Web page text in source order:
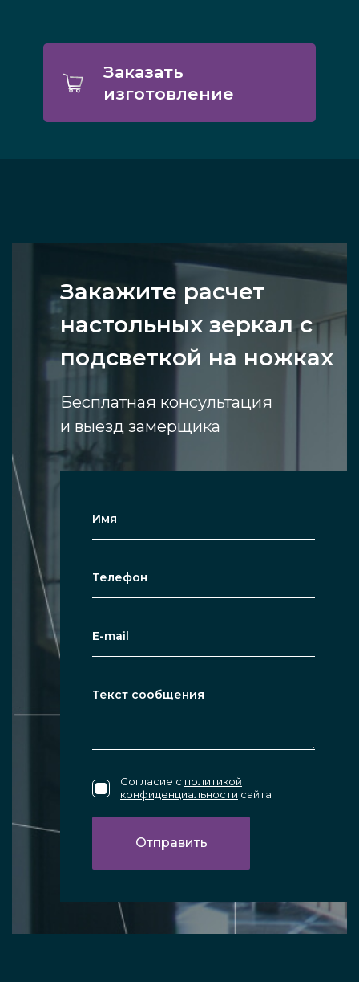
Заказать
изготовление
Закажите расчет
настольных зеркал с
подсветкой на ножках
Бесплатная консультация
и выезд замерщика
Согласие с политикой
конфиденциальности сайта